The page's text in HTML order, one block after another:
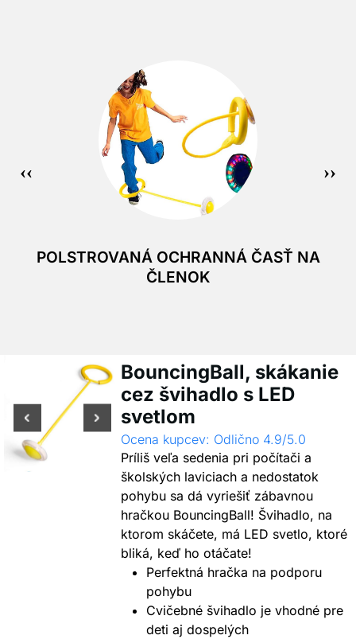
POLSTROVANÁ OCHRANNÁ ČASŤ NA
ČLENOK
BouncingBall, skákanie
cez švihadlo s LED
svetlom
Ocena kupcev: Odlično 4.9/5.0
Príliš veľa sedenia pri počítači a
školských laviciach a nedostatok
pohybu sa dá vyriešiť zábavnou
hračkou BouncingBall! Švihadlo, na
ktorom skáčete, má LED svetlo, ktoré
bliká, keď ho otáčate!
Perfektná hračka na podporu
pohybu
Cvičebné švihadlo je vhodné pre
deti aj dospelých